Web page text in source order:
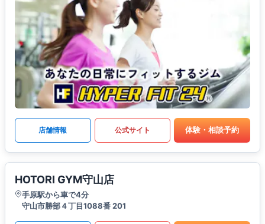
店舗情報 公式サイト 体験・相談予約
HOTORI GYM守山店
手原駅から車で4分
守山市勝部４丁目1088番 201